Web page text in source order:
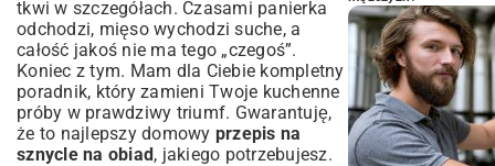
tkwi w szczegółach. Czasami panierka
odchodzi, mięso wychodzi suche, a
całość jakoś nie ma tego „czegoś”.
Koniec z tym. Mam dla Ciebie kompletny
poradnik, który zamieni Twoje kuchenne
próby w prawdziwy triumf. Gwarantuję,
że to najlepszy domowy przepis na
sznycle na obiad, jakiego potrzebujesz.